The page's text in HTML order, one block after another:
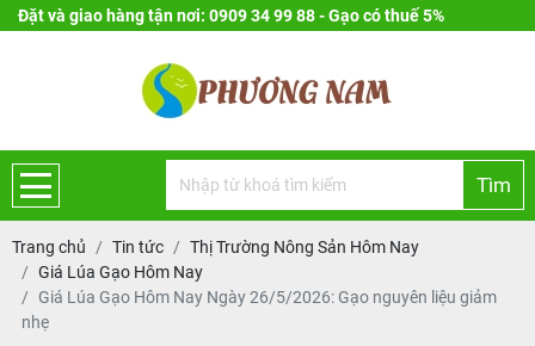
Đặt và giao hàng tận nơi: 0909 34 99 88 - Gạo có thuế 5%
Tìm
Trang chủ Tin tức
Thị Trường Nông Sản Hôm Nay
Giá Lúa Gạo Hôm Nay
Giá Lúa Gạo Hôm Nay Ngày 26/5/2026: Gạo nguyên liệu giảm
nhẹ